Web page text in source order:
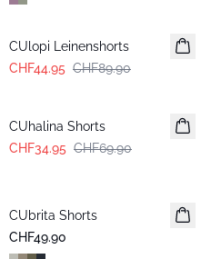
-50%
CUlopi Leinenshorts
CHF44.95 CHF89.90
CUhalina Shorts
CHF34.95 CHF69.90
CUbrita Shorts
CHF49.90